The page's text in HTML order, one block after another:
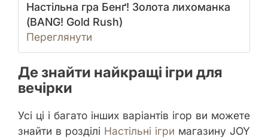
Настільна гра Бенґ! Золота лихоманка
(BANG! Gold Rush)
Переглянути
Де знайти найкращі ігри для
вечірки
Усі ці і багато інших варіантів ігор ви можете
знайти в розділі Настільні ігри магазину JOY